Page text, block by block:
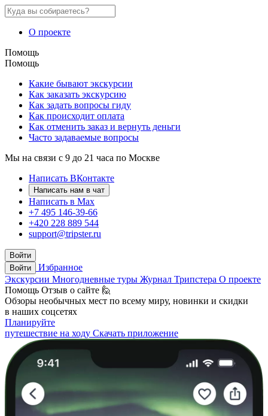
О проекте
Помощь
Помощь
Какие бывают экскурсии
Как заказать экскурсию
Как задать вопросы гиду
Как происходит оплата
Как отменить заказ и вернуть деньги
Часто задаваемые вопросы
Мы на связи с 9 до 21 часа по Москве
Написать ВКонтакте
Написать нам в чат
Написать в Max
+7 495 146-39-66
+420 228 889 544
support@tripster.ru
Войти
Войти
Избранное
Экскурсии Многодневные туры Журнал Трипстера О проекте
Помощь Отзыв о сайте 🙋
Обзоры необычных мест по всему миру, новинки и скидки
в наших соцсетях
Планируйте
путешествие на ходу Скачать приложение